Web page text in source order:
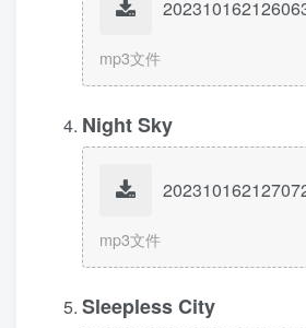
mp3文件
Night Sky
mp3文件
Sleepless City